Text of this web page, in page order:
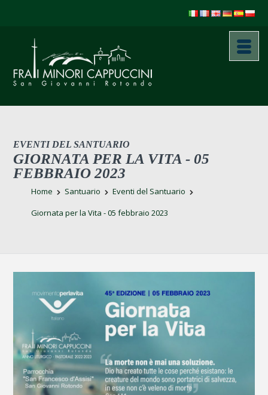
EVENTI DEL SANTUARIO
GIORNATA PER LA VITA - 05
FEBBRAIO 2023
Home Santuario
Eventi del Santuario
Giornata per la Vita - 05 febbraio 2023